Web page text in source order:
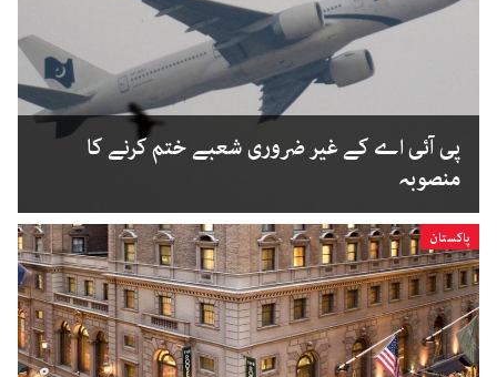
پی آئی اے کے غیر ضروری شعبے ختم کرنے کا
منصوبہ
پاکستان